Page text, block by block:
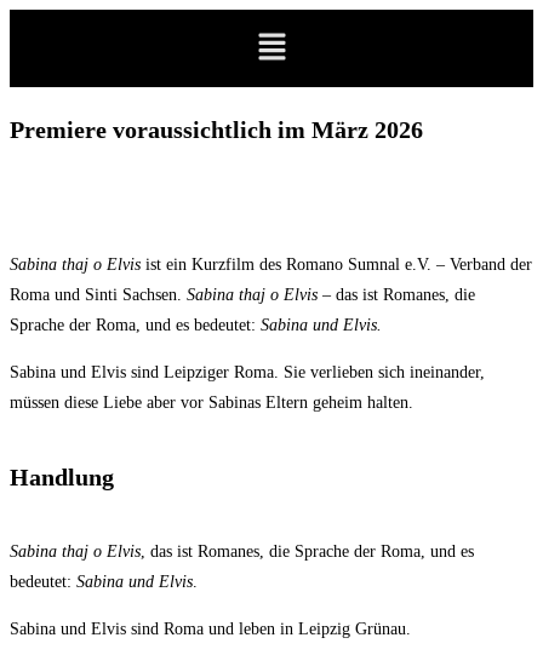
Premiere voraussichtlich im März 2026
Sabina thaj o Elvis ist ein Kurzfilm des Romano Sumnal e.V. – Verband der
Roma und Sinti Sachsen. Sabina thaj o Elvis – das ist Romanes, die
Sprache der Roma, und es bedeutet: Sabina und Elvis.
Sabina und Elvis sind Leipziger Roma. Sie verlieben sich ineinander,
müssen diese Liebe aber vor Sabinas Eltern geheim halten.
Handlung
Sabina thaj o Elvis, das ist Romanes, die Sprache der Roma, und es
bedeutet: Sabina und Elvis.
Sabina und Elvis sind Roma und leben in Leipzig Grünau.